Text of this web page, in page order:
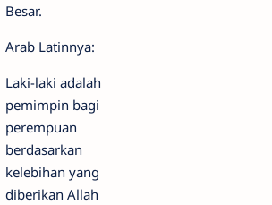
Besar.
Arab Latinnya:
Laki-laki adalah
pemimpin bagi
perempuan
berdasarkan
kelebihan yang
diberikan Allah